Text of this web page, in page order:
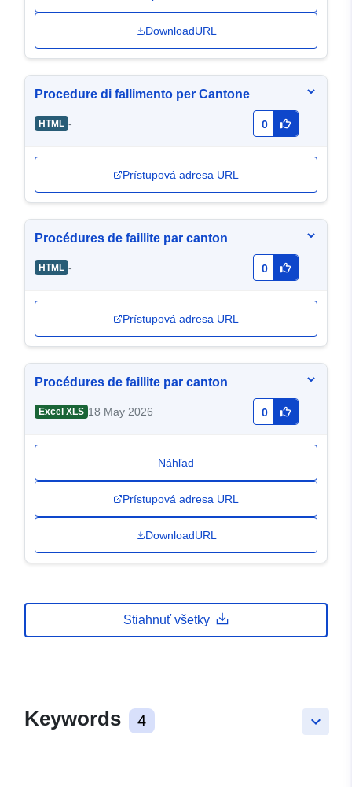
DownloadURL
Procedure di fallimento per Cantone
HTML - 0
Prístupová adresa URL
Procédures de faillite par canton
HTML - 0
Prístupová adresa URL
Procédures de faillite par canton
Excel XLS 18 May 2026 0
Náhľad
Prístupová adresa URL
DownloadURL
Stiahnuť všetky
keyboard_arrow_down
Keywords 4